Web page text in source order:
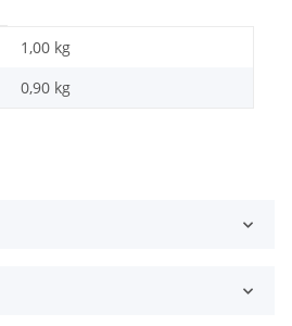
1,00 kg
0,90 kg